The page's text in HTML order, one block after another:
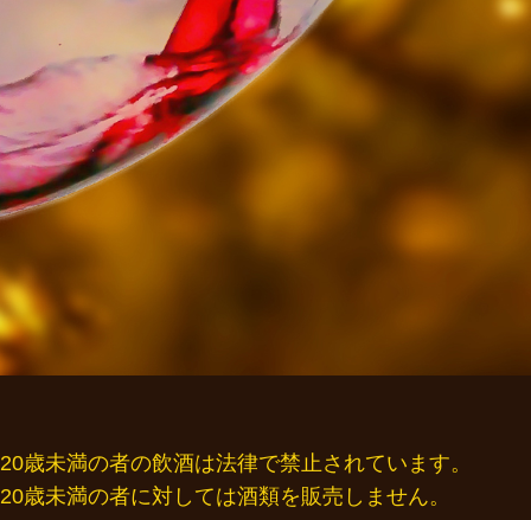
20歳未満の者の飲酒は法律で禁止されています。
20歳未満の者に対しては酒類を販売しません。